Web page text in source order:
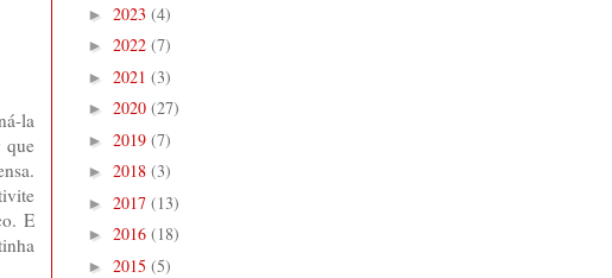
la
que
E
► 2023 (4)
► 2022 (7)
► 2021 (3)
► 2020 (27)
► 2019 (7)
► 2018 (3)
► 2017 (13)
► 2016 (18)
► 2015 (5)